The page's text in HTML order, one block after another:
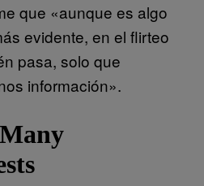
que «aunque es algo
evidente, en el flirteo
pasa, solo que
información».